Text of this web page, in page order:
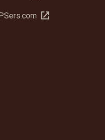
aç
Yeni